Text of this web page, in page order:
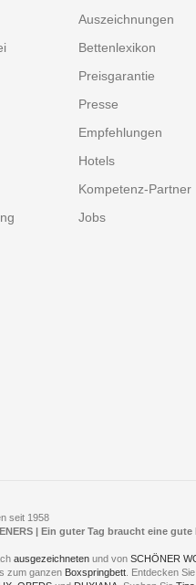
Auszeichnungen
Bettenlexikon
Preisgarantie
Presse
Empfehlungen
Hotels
Kompetenz-Partner
Jobs
seit 1958
| Ein guter Tag braucht eine
ausgezeichneten und von SCHÖNER
zum ganzen Boxspringbett . Entdecken